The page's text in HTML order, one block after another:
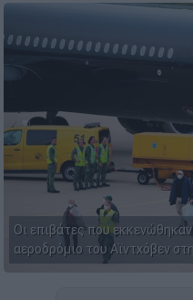
Οι επιβάτες που
αεροδρόμιο του Αϊντχόβεν